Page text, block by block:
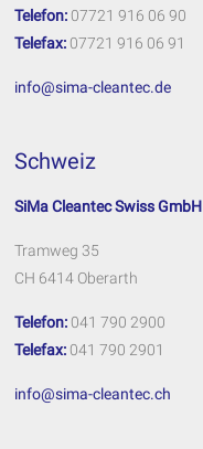
Telefon: 07721 916 06 90
Telefax: 07721 916 06 91
info@sima-cleantec.de
Schweiz
SiMa Cleantec Swiss GmbH
Tramweg 35
CH 6414 Oberarth
Telefon: 041 790 2900
Telefax: 041 790 2901
info@sima-cleantec.ch